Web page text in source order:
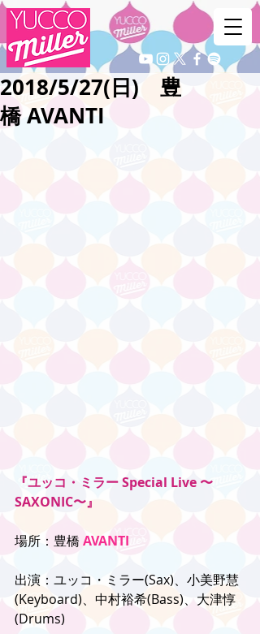
2018/5/27(日) 豊
橋 AVANTI
『ユッコ・ミラー Special Live 〜
SAXONIC〜』
場所：豊橋 AVANTI
出演：ユッコ・ミラー(Sax)、小美野慧
(Keyboard)、中村裕希(Bass)、大津惇
(Drums)